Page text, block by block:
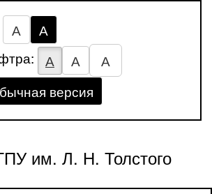
А
А
А А
А
версия
им. Л. Н. Толстого